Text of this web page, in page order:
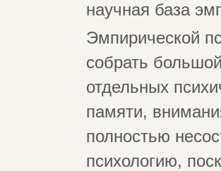
научная база
Эмпирической
собрать
отдельных
памяти,
полностью
психологию,